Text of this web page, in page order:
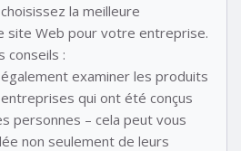
la meilleure
site Web pour votre entreprise.
conseils :
examiner les produits
qui ont été conçus
personnes – cela peut vous
non seulement de leurs